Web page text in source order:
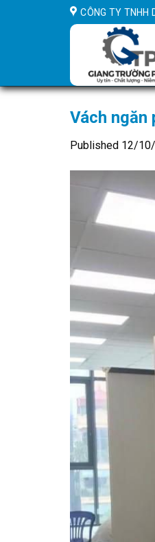
CÔNG TY TNHH
Vách ngăn
Published 12/